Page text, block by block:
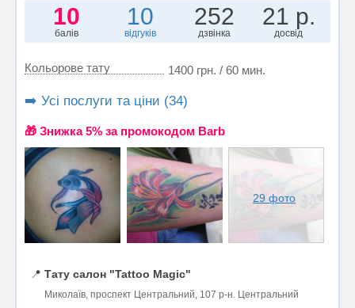
10
балів
10
відгуків
252
дзвінка
21 р.
досвід
Кольорове тату 1400 грн. / 60 мин.
➡️ Усі послуги та ціни (34)
🎁 Знижка 5% за промокодом Barb
29 фото
📍 Тату салон "Tattoo Magic"
Миколаїв, проспект Центральний, 107 р-н. Центральний